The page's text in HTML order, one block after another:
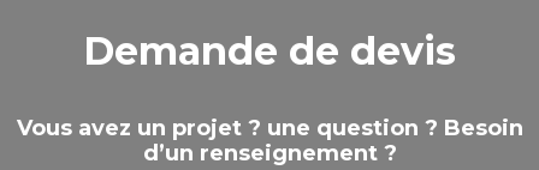
Demande de devis
Vous avez un projet ? une question ? Besoin
d’un renseignement ?